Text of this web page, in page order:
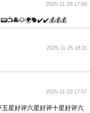
2025-11-28 17:56
2025-11-25 18:11
2025-11-20 17:57
星好评六星好评十星好评六